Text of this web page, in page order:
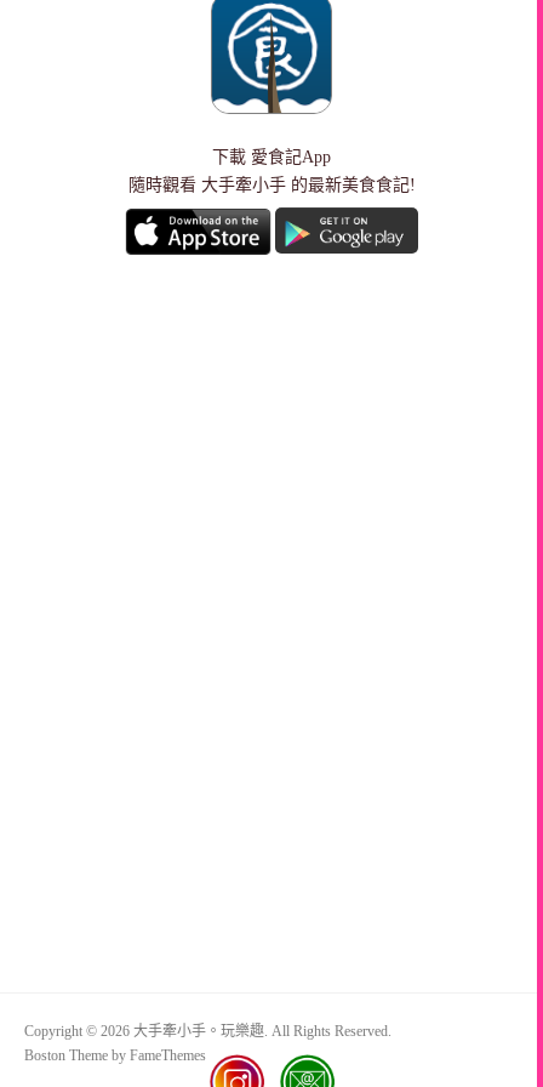
下載 愛食記App
隨時觀看 大手牽小手 的最新美食食記!
Copyright © 2026 大手牽小手。玩樂趣. All Rights Reserved.
Boston Theme by FameThemes